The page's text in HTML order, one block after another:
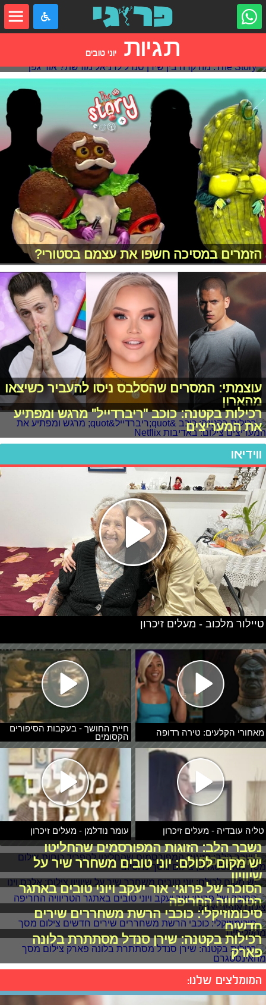
תגיות יוני טובים
The Story: מה קרה בין שירן סנדל לדניאל
הזמרים במסיכה חשפו את עצמם בסטורי?
עוצמתי: המסרים שהסלבס ניסו להעביר כשיצאו
מהארון
רכילות בקטנה: כוכב "ריברדייל" מרגש ומפתיע
את המעריצים
ווידיאו
מאחורי הקלעים: טירה רדופה
חיית החושך - בעקבות הסיפורים
הקסומים
טליה עובדיה - מעלים זיכרון עומר נודלמן - מעלים זיכרון
טיילור מלכוב - מעלים זיכרון
נשבר הלב: הזוגות המפורסמים שהחליטו
להפריד כוחות
יש מקום לכולם: יוני טובים משחרר שיר על
שיוויון
הסוכה של פרוגי: אור יעקב ויוני טובים באתגר
הטריוויה החריפה
סיכומוזיקלי: כוכבי הרשת משחררים שירים
חדשים
רכילות בקטנה: שירן סנדל מסתתרת בלונה
פארק
המומלצים שלנו: